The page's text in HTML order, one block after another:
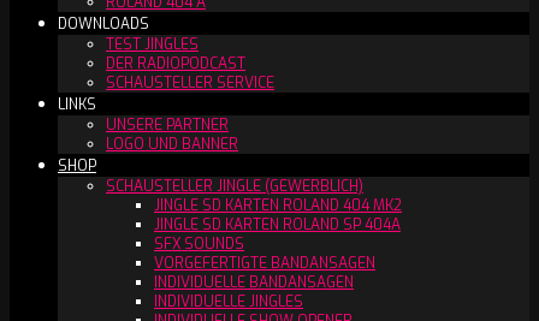
DOWNLOADS
TEST JINGLES
DER RADIOPODCAST
SCHAUSTELLER SERVICE
LINKS
UNSERE PARTNER
LOGO UND BANNER
SHOP
SCHAUSTELLER JINGLE (GEWERBLICH)
JINGLE SD KARTEN ROLAND 404 MK2
JINGLE SD KARTEN ROLAND SP 404A
SFX SOUNDS
VORGEFERTIGTE BANDANSAGEN
INDIVIDUELLE BANDANSAGEN
INDIVIDUELLE JINGLES